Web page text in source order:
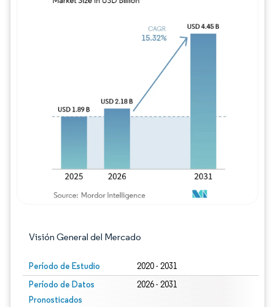
Visión General del Mercado
Período de Estudio 2020 - 2031
Período de Datos
Pronosticados
2026 - 2031
Imagen © Mordor Intelligence. El uso